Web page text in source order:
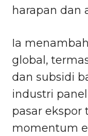
harapan dan
Ia
global,
dan subsidi
industri
pasar ekspor
momentum